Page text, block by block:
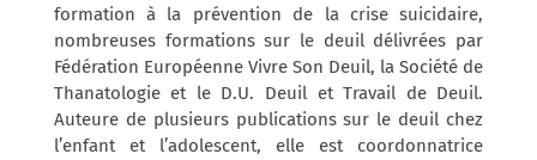
formation à la prévention de la crise suicidaire,
nombreuses formations sur le deuil délivrées par
Fédération Européenne Vivre Son Deuil, la Société de
Thanatologie et le D.U. Deuil et Travail de Deuil.
Auteure de plusieurs publications sur le deuil chez
l’enfant et l’adolescent, elle est coordonnatrice